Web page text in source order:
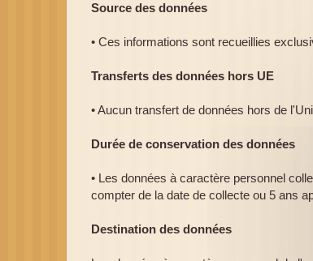
Source des données
• Ces informations sont recueillies
Transferts des données hors UE
• Aucun transfert de données hors de
Durée de conservation des données
• Les données à caractère personnel
compter de la date de collecte ou 5 ans
Destination des données